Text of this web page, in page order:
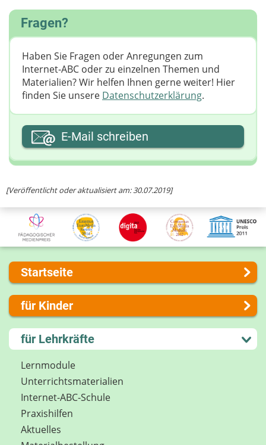
[Veröffentlicht oder aktualisiert am: 30.07.2019]
Fragen?
Haben Sie Fragen oder Anregungen zum
Internet-ABC oder zu einzelnen Themen und
Materialien? Wir helfen Ihnen gerne weiter! ​Hier
finden Sie unsere Datenschutzerklärung.
Ihre E-Mail-Adresse
E-Mail schreiben
Startseite
Über uns
Presse
Kontakt
Impressum
Internet-ABC Sitemap
Barrierefreiheit
Länderprojekte
für Kinder
Lernen und Schule
Hobby und Freizeit
Spiel und Spaß
Mitreden und Mitmachen
Lexikon
Datenschutz
Newsletter
für Lehrkräfte
Lernmodule
Unterrichts­materialien
Internet-ABC-Schule
Praxishilfen
Aktuelles